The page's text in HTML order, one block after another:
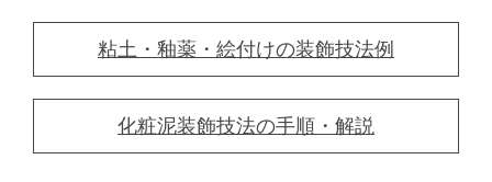
粘土・釉薬・絵付けの装飾技法例
化粧泥装飾技法の手順・解説